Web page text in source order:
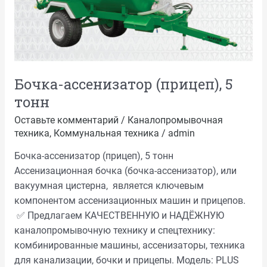
Бочка-ассенизатор (прицеп), 5
тонн
Оставьте комментарий / Каналопромывочная
техника, Коммунальная техника / admin
Бочка-ассенизатор (прицеп), 5 тонн
Ассенизационная бочка (бочка-ассенизатор), или
вакуумная цистерна, является ключевым
компонентом ассенизационных машин и прицепов.
✅ Предлагаем КАЧЕСТВЕННУЮ и НАДЁЖНУЮ
каналопромывочную технику и спецтехнику:
комбинированные машины, ассенизаторы, техника
для канализации, бочки и прицепы. Модель: PLUS